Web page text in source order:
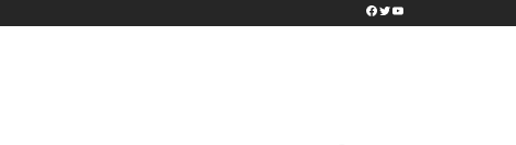
Facebook
TwitterYouTube